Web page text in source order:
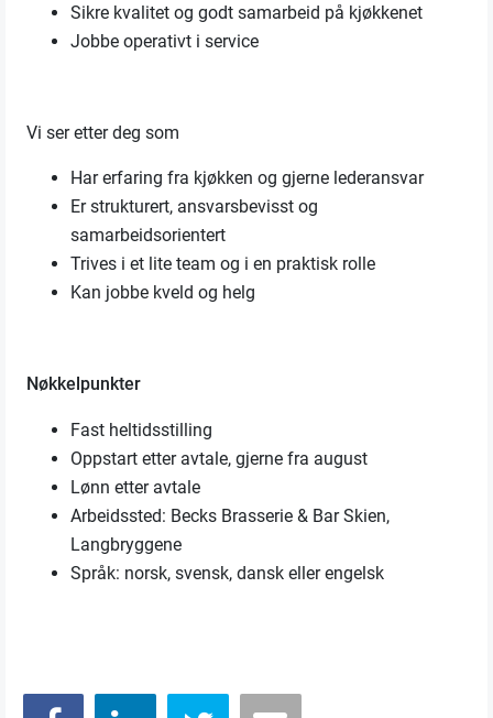
Sikre kvalitet og godt samarbeid på kjøkkenet
Jobbe operativt i service
Vi ser etter deg som
Har erfaring fra kjøkken og gjerne lederansvar
Er strukturert, ansvarsbevisst og
samarbeidsorientert
Trives i et lite team og i en praktisk rolle
Kan jobbe kveld og helg
Nøkkelpunkter
Fast heltidsstilling
Oppstart etter avtale, gjerne fra august
Lønn etter avtale
Arbeidssted: Becks Brasserie & Bar Skien,
Langbryggene
Språk: norsk, svensk, dansk eller engelsk